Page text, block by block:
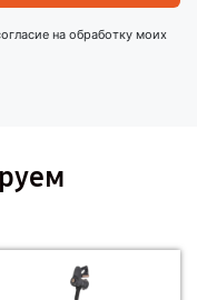
на обработку моих